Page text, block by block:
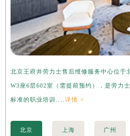
北京王府井劳力士售后维修服务中心位于
W3座6层602室（需提前预约），是劳力
标准的职业培训....详情 >
北京 上海 广州